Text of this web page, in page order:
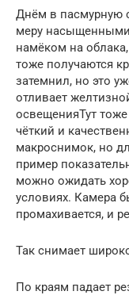
Днём в пасмурную
меру
намёком на
тоже получаются
затемнил, но это
отливает
освещенияТут
чёткий и
макроснимок, но
пример
можно ожидать
условиях. Камера
промахивается, и
Так снимает
По краям падает